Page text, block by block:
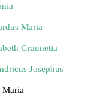
Maria
Grannetia
Josephus
Maria